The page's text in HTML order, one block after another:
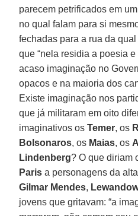
parecem petrificados em
no qual falam para si
fechadas para a rua da qual
que “nela residia a poesia
acaso imaginação no
opacos e na maioria dos
Existe imaginação nos
que já militaram em oito
imaginativos osTemer, os
Bolsonaros, os Maias, os
Lindenberg? O que diriam
Paris a personagens da
Gilmar Mendes,
jovens que gritavam: “a